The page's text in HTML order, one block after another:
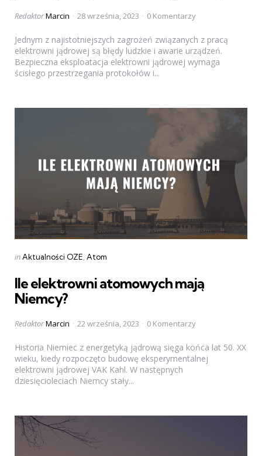
Posted
RedaktorMarcin 28 września, 2023 0 Komentarzy
Jednym z najistotniejszych zagrożeń związanych z pracą
elektrowni jądrowej są błędy ludzkie i awarie urządzeń.
Bezpieczna eksploatacja elektrowni jądrowej wymaga
ścisłego przestrzegania protokołów i...
Categories
Posted
inAktualności OZE Atom
Ile elektrowni atomowych mają
Niemcy?
Posted
RedaktorMarcin 22 września, 2023 0 Komentarzy
Historia Niemiec z energetyką jądrową sięga końca lat 50. XX
wieku, kiedy rozpoczęto budowę eksperymentalnej
elektrowni jądrowej VAK Kahl. W następnych
dziesięcioleciach Niemcy stały...